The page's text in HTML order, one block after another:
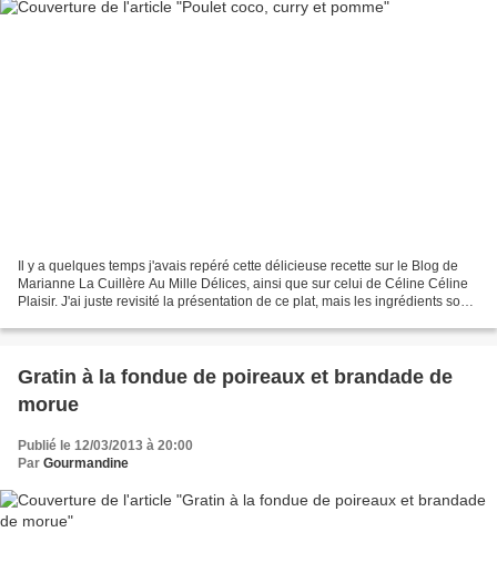
Il y a quelques temps j'avais repéré cette délicieuse recette sur le Blog de
Marianne La Cuillère Au Mille Délices, ainsi que sur celui de Céline Céline
Plaisir. J'ai juste revisité la présentation de ce plat, mais les ingrédients sont
Gratin à la fondue de poireaux et brandade de
morue
Publié le 12/03/2013 à 20:00
Par Gourmandine